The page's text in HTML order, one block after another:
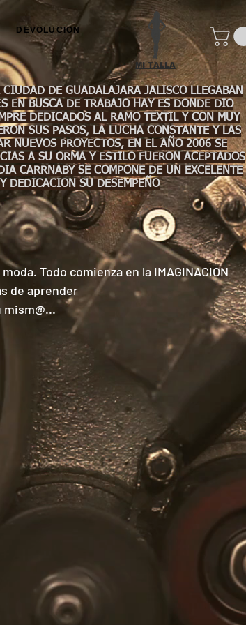
DEVOLUCION
MI TALLA
DE GUADALAJARA JALISCO LLEGABAN
EN BUSCA DE TRABAJO HAY ES DONDE DIO
DEDICADOS AL RAMO TEXTIL Y CON MUY
SUS PASOS, LA LUCHA CONSTANTE Y LAS
NUEVOS PROYECTOS, EN EL AÑO 2006 SE
A SU ORMA Y ESTILO FUERON ACEPTADOS
CARRNABY SE COMPONE DE UN EXCELENTE
DEDICACION SU DESEMPEÑO
Todo comienza en la IMAGINACION
de aprender